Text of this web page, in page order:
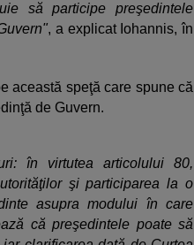
să participe preşedintele
, a explicat Iohannis, în
această speţă care spune că
de Guvern.
în virtutea articolului 80,
şi participarea la o
asupra modului în care
că preşedintele poate să